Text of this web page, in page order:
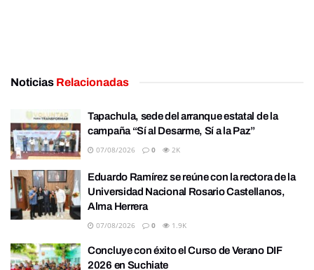
Noticias Relacionadas
Tapachula, sede del arranque estatal de la
campaña “Sí al Desarme, Sí a la Paz”
07/08/2026 0 2K
Eduardo Ramírez se reúne con la rectora de la
Universidad Nacional Rosario Castellanos,
Alma Herrera
07/08/2026 0 1.9K
Concluye con éxito el Curso de Verano DIF
2026 en Suchiate